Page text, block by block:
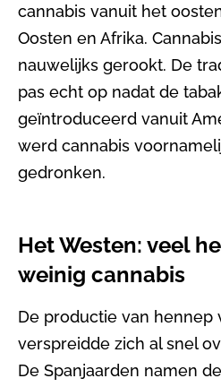
cannabis vanuit het
Oosten en Afrika.
nauwelijks gerookt. De
pas echt op nadat de
geïntroduceerd vanuit
werd cannabis
gedronken.
Het Westen: veel
weinig cannabis
De productie van hennep
verspreidde zich al snel
De Spanjaarden namen